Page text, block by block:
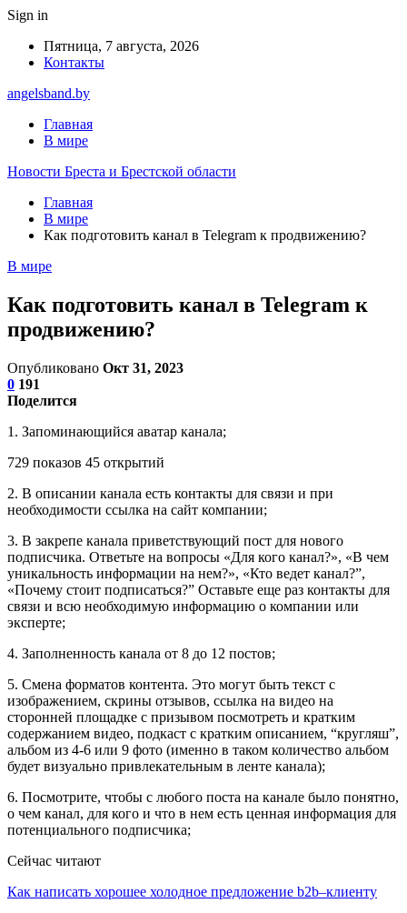
Sign in
Пятница, 7 августа, 2026
Контакты
angelsband.by
Главная
В мире
Новости Бреста и Брестской области
Главная
В мире
Как подготовить канал в Telegram к продвижению?
В мире
Как подготовить канал в Telegram к
продвижению?
Опубликовано Окт 31, 2023
0 191
Поделится
1. Запоминающийся аватар канала;
729 показов 45 открытий
2. В описании канала есть контакты для связи и при
необходимости ссылка на сайт компании;
3. В закрепе канала приветствующий пост для нового
подписчика. Ответьте на вопросы «Для кого канал?», «В чем
уникальность информации на нем?», «Кто ведет канал?”,
«Почему стоит подписаться?” Оставьте еще раз контакты для
связи и всю необходимую информацию о компании или
эксперте;
4. Заполненность канала от 8 до 12 постов;
5. Смена форматов контента. Это могут быть текст с
изображением, скрины отзывов, ссылка на видео на
сторонней площадке с призывом посмотреть и кратким
содержанием видео, подкаст с кратким описанием, “кругляш”,
альбом из 4-6 или 9 фото (именно в таком количество альбом
будет визуально привлекательным в ленте канала);
6. Посмотрите, чтобы с любого поста на канале было понятно,
о чем канал, для кого и что в нем есть ценная информация для
потенциального подписчика;
Сейчас читают
Как написать хорошее холодное предложение b2b–клиенту